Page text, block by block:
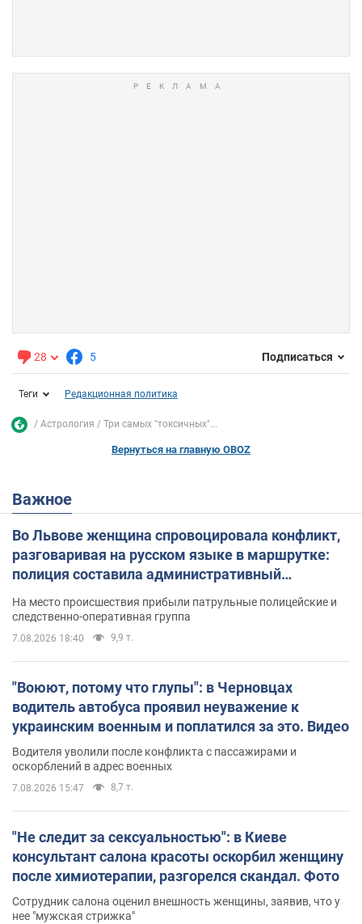
28 5 Подписаться
Теги Редакционная политика
Астрология Три самых "токсичных"...
Вернуться на главную OBOZ
Важное
Во Львове женщина спровоцировала конфликт,
разговаривая на русском языке в маршрутке:
полиция составила административный
На место происшествия прибыли патрульные полицейские и
следственно-оперативная группа
7.08.2026 18:40 9,9 т.
"Воюют, потому что глупы": в Черновцах
водитель автобуса проявил неуважение к
украинским военным и поплатился за это. Видео
Водителя уволили после конфликта с пассажирами и
оскорблений в адрес военных
7.08.2026 15:47 8,7 т.
"Не следит за сексуальностью": в Киеве
консультант салона красоты оскорбил женщину
после химиотерапии, разгорелся скандал. Фото
Сотрудник салона оценил внешность женщины, заявив, что у
нее "мужская стрижка"